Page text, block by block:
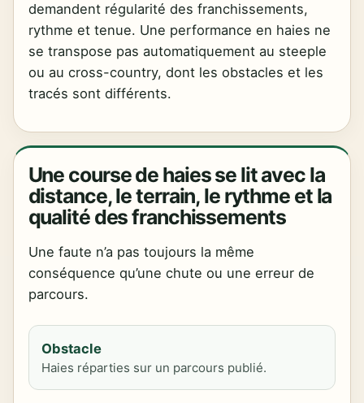
demandent régularité des franchissements,
rythme et tenue. Une performance en haies ne
se transpose pas automatiquement au steeple
ou au cross-country, dont les obstacles et les
tracés sont différents.
Une course de haies se lit avec la
distance, le terrain, le rythme et la
qualité des franchissements
Une faute n’a pas toujours la même
conséquence qu’une chute ou une erreur de
parcours.
Obstacle
Haies réparties sur un parcours publié.